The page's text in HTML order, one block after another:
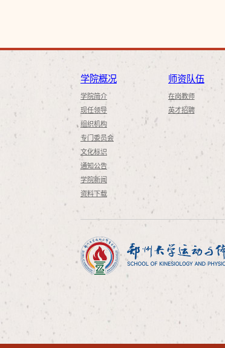
学院概况
学院简介
现任领导
组织机构
专门委员会
文化标识
通知公告
学院新闻
资料下载
师资队伍
在岗教师
英才招聘